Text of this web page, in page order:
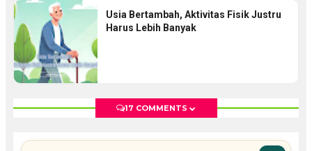
Usia Bertambah, Aktivitas Fisik Justru
Harus Lebih Banyak
17 COMMENTS